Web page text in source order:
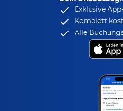
Exklusive
Komplett
Alle